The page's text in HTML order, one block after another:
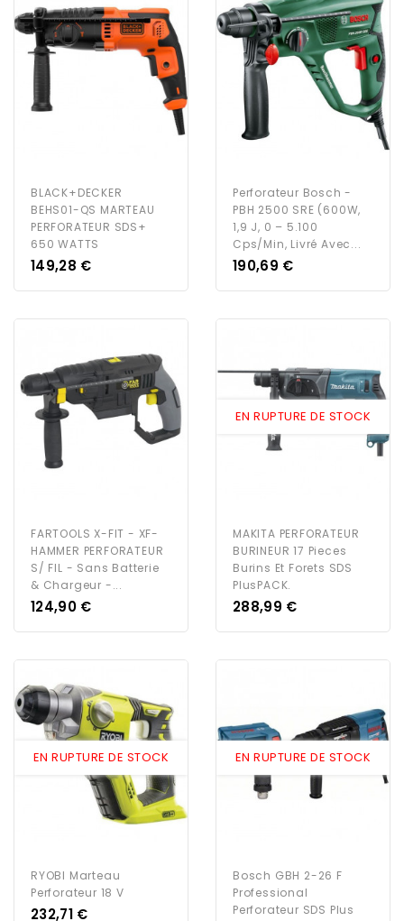
BLACK+DECKER
BEHS01-QS MARTEAU
PERFORATEUR SDS+
650 WATTS
Prix
149,28 €
Perforateur Bosch -
PBH 2500 SRE (600W,
1,9 J, 0 – 5.100
Cps/min, Livré Avec...
Prix
190,69 €
FARTOOLS X-FIT - XF-
HAMMER PERFORATEUR
S/ FIL - Sans Batterie
& Chargeur -...
Prix
124,90 €
EN RUPTURE DE STOCK
MAKITA PERFORATEUR
BURINEUR 17 Pieces
Burins Et Forets SDS
PlusPACK.
Prix
288,99 €
EN RUPTURE DE STOCK
RYOBI Marteau
Perforateur 18 V
Prix
232,71 €
EN RUPTURE DE STOCK
Bosch GBH 2-26 F
Professional
Perforateur SDS Plus